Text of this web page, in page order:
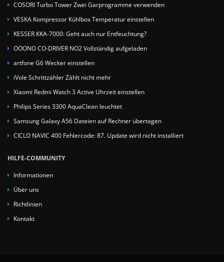
COSORI Turbo Tower Zwei Garprogramme verwenden
VESKA Kompressor Kühlbox Temperatur einstellen
KESSER KKA-7000: Geht auch nur Entfeuchtung?
OOONO CO-DRIVER NO2 Vollständig aufgeladen
artfone G6 Wecker einstellen
iVole Schrittzähler Zählt nicht mehr
Xiaomi Redmi Watch 3 Active Uhrzeit einstellen
Philips Series 3300 AquaClean leuchtet
Samsung Galaxy A56 Dateien auf Rechner übertagen
CICLO NAVIC 400 Fehlercode: 87. Update wird nicht installiert
HILFE-COMMUNITY
Informationen
Über uns
Richtlinien
Kontakt